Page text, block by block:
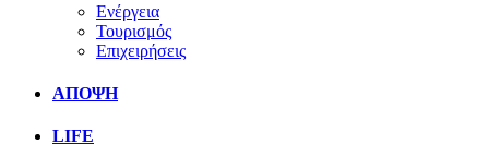
Ενέργεια
Τουρισμός
Επιχειρήσεις
ΑΠΟΨΗ
LIFE